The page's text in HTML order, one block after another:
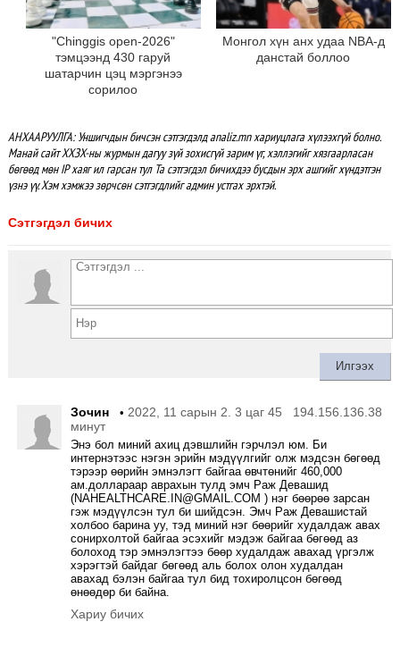
"Chinggis open-2026"
тэмцээнд 430 гаруй
шатарчин цэц мэргэнээ
сорилоо
Монгол хүн анх удаа NBA-д
данстай боллоо
АНХААРУУЛГА: Уншигчдын бичсэн сэтгэгдэлд analiz.mn хариуцлага хүлээхгүй болно.
Манай сайт ХХЗХ-ны журмын дагуу зүй зохисгүй зарим үг, хэллэгийг хязгаарласан
бөгөөд мөн IP хаяг ил гарсан тул Та сэтгэгдэл бичихдээ бусдын эрх ашгийг хүндэтгэн
үзнэ үү. Хэм хэмжээ зөрчсөн сэтгэгдлийг админ устгах эрхтэй.
Сэтгэгдэл бичих
194.156.136.38
Зочин• 2022, 11 сарын 2. 3 цаг 45
минут
Энэ бол миний ахиц дэвшлийн гэрчлэл юм. Би
интернэтээс нэгэн эрийн мэдүүлгийг олж мэдсэн бөгөөд
тэрээр өөрийн эмнэлэгт байгаа өвчтөнийг 460,000
ам.доллараар аврахын тулд эмч Раж Девашид
(NAHEALTHCARE.IN@GMAIL.COM ) нэг бөөрөө зарсан
гэж мэдүүлсэн тул би шийдсэн. Эмч Раж Девашистай
холбоо барина уу, тэд миний нэг бөөрийг худалдаж авах
сонирхолтой байгаа эсэхийг мэдэж байгаа бөгөөд аз
болоход тэр эмнэлэгтээ бөөр худалдаж авахад үргэлж
хэрэгтэй байдаг бөгөөд аль болох олон худалдан
авахад бэлэн байгаа тул бид тохиролцсон бөгөөд
өнөөдөр би байна.
Хариу бичих